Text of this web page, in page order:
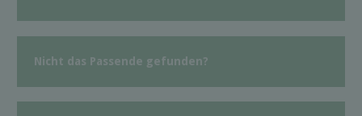
Nicht das Passende gefunden?